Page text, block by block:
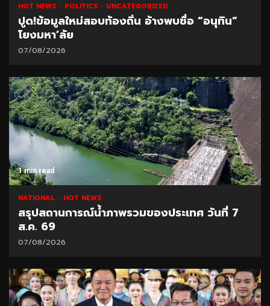
HOT NEWS POLITICS UNCATEGORIZED
ปูด!ข้อมูลใหม่สอบท้องถิ่น อ้างพบชื่อ “อนุทิน”
โยงมหา’ลัย
07/08/2026
1 min read
NATIONAL HOT NEWS
สรุปสถานการณ์น้ำภาพรวมของประเทศ วันที่ 7
ส.ค. 69
07/08/2026